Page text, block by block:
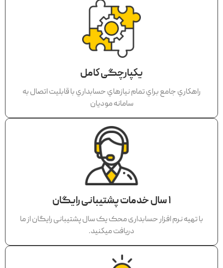
يكپارچگی كامل
راهكاري جامع براي تمام نيازهاي حسابداري با قابليت اتصال به
سامانه موديان
١ سال خدمات پشتيبانی رايگان
با تهيه نرم افزار حسابداری محک يک سال پشتيبانی رايگان از ما
دريافت ميكنيد.